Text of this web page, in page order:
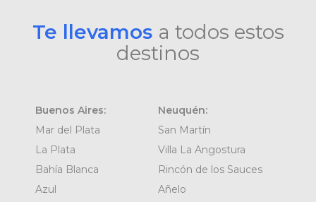
Te llevamos a todos estos
destinos
Buenos Aires:
Mar del Plata
La Plata
Bahía Blanca
Azul
Neuquén:
San Martín
Villa La Angostura
Rincón de los Sauces
Añelo